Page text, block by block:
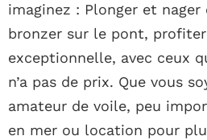
imaginez : Plonger et nager
bronzer sur le pont, profiter
exceptionnelle, avec ceux
n’a pas de prix. Que vous
amateur de voile, peu
en mer ou location pour